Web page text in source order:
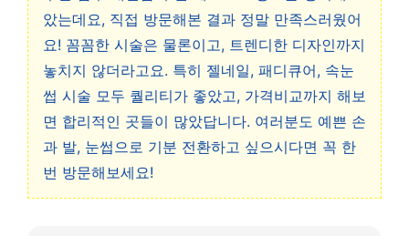
았는데요, 직접 방문해본 결과 정말 만족스러웠어
요! 꼼꼼한 시술은 물론이고, 트렌디한 디자인까지
놓치지 않더라고요. 특히 젤네일, 패디큐어, 속눈
썹 시술 모두 퀄리티가 좋았고, 가격비교까지 해보
면 합리적인 곳들이 많았답니다. 여러분도 예쁜 손
과 발, 눈썹으로 기분 전환하고 싶으시다면 꼭 한
번 방문해보세요!